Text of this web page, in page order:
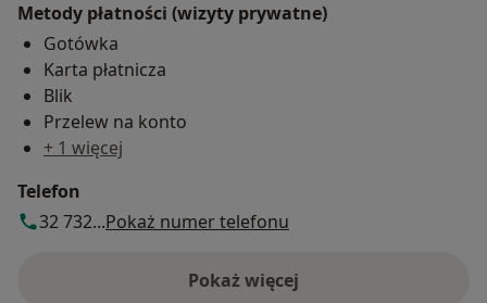
Metody płatności (wizyty prywatne)
Gotówka
Karta płatnicza
Blik
Przelew na konto
+ 1 więcej
Telefon
32 732...Pokaż numer telefonu
Pokaż więcej
o adresie